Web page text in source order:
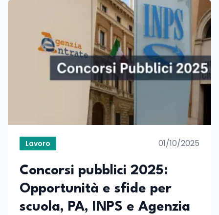
Lavoro 01/10/2025
Concorsi pubblici 2025:
Opportunità e sfide per
scuola, PA, INPS e Agenzia